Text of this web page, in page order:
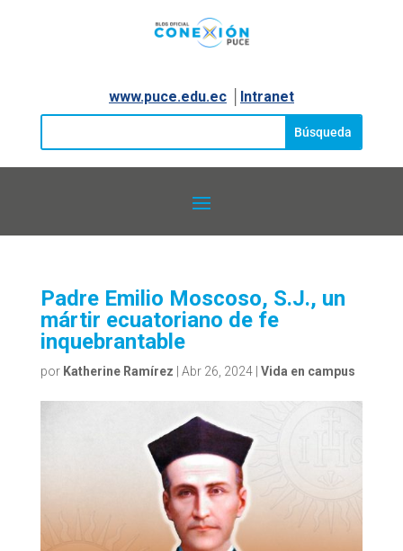
www.puce.edu.ec│ Intranet
Padre Emilio Moscoso, S.J., un
mártir ecuatoriano de fe
inquebrantable
por Katherine Ramírez Abr 26, 2024| Vida en campus